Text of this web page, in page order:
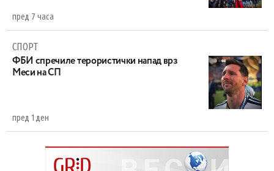
пред 7 часа
СПОРТ
ФБИ спречиле терористички напад врз
Меси на СП
пред 1 ден